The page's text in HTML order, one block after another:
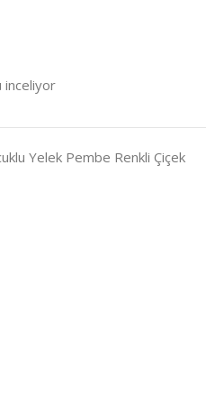
inceliyor
Yelek Pembe Renkli Çiçek